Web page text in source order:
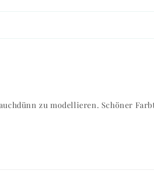
zu modellieren. Schöner